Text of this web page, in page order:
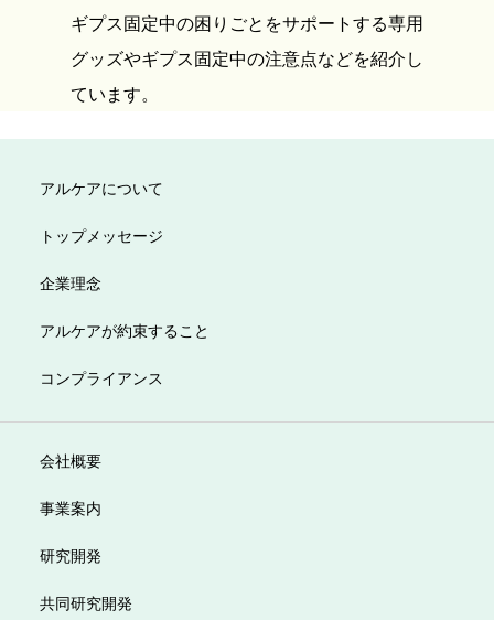
ギプス固定中の困りごとをサポートする専用
グッズやギプス固定中の注意点などを紹介し
ています。
アルケアについて
トップメッセージ
企業理念
アルケアが約束すること
コンプライアンス
会社概要
事業案内
研究開発
共同研究開発